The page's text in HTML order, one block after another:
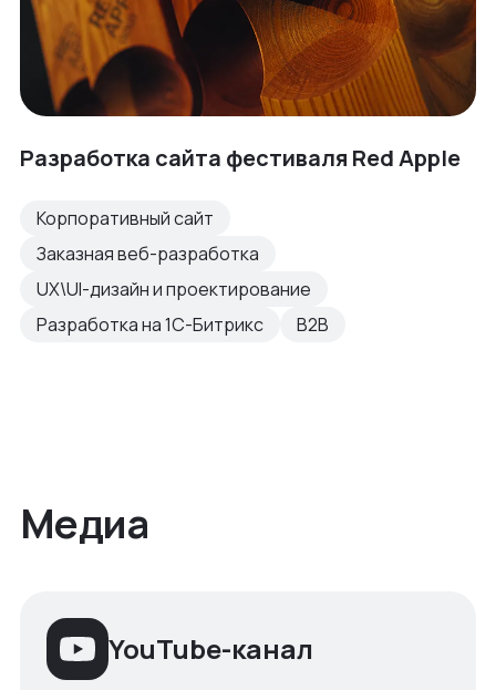
Разработка сайта фестиваля Red Apple
Корпоративный сайт
Заказная веб-разработка
UX\UI-дизайн и проектирование
Разработка на 1С-Битрикс
B2B
Медиа
YouTube-канал